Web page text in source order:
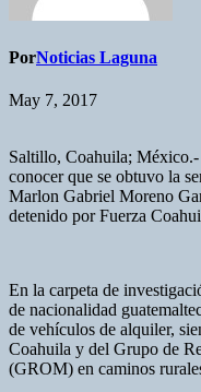
PorNoticias Laguna
May 7, 2017
Saltillo, Coahuila;
conocer que se obtuvo la
Marlon Gabriel Moreno
detenido por Fuerza
En la carpeta de
de nacionalidad
de vehículos de alquiler,
Coahuila y del Grupo de
(GROM) en caminos